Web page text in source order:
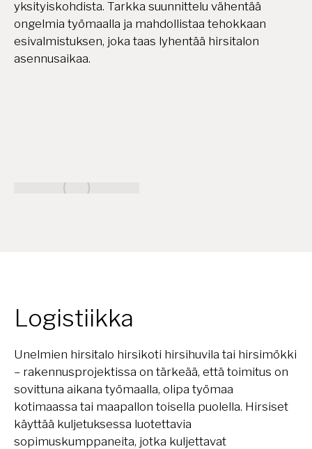
yksityiskohdista. Tarkka suunnittelu vähentää
ongelmia työmaalla ja mahdollistaa tehokkaan
esivalmistuksen, joka taas lyhentää hirsitalon
asennusaikaa.
Logistiikka
Unelmien hirsitalo hirsikoti hirsihuvila tai hirsimökki
– rakennusprojektissa on tärkeää, että toimitus on
sovittuna aikana työmaalla, olipa työmaa
kotimaassa tai maapallon toisella puolella. Hirsiset
käyttää kuljetuksessa luotettavia
sopimuskumppaneita, jotka kuljettavat